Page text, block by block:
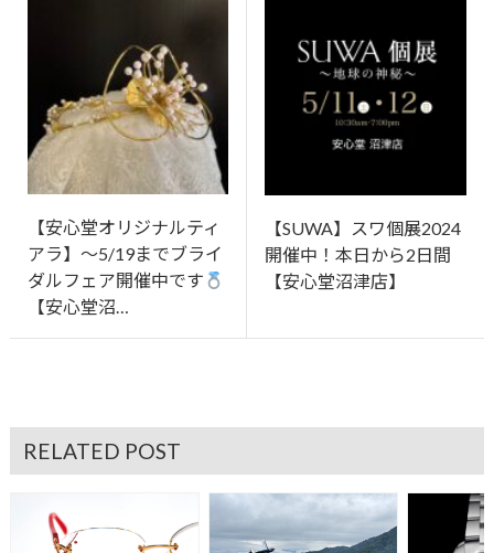
【安心堂オリジナルティ
アラ】～5/19までブライ
ダルフェア開催中です
【安心堂沼…
【SUWA】スワ個展2024
開催中！本日から2日間
【安心堂沼津店】
RELATED POST